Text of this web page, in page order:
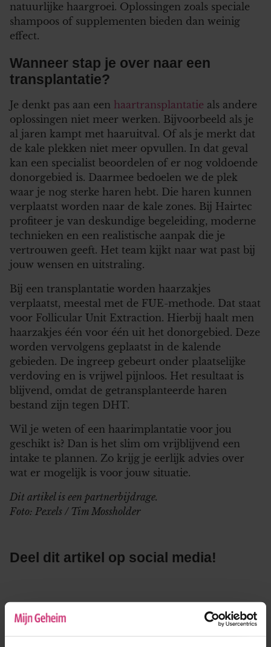
natuurlijke haargroei. Oplossingen zoals speciale
shampoos of supplementen bieden dan weinig
effect.
Wanneer stap je over naar een
transplantatie?
Je denkt pas aan een haartransplantatie als andere
oplossingen niet meer werken. Bijvoorbeeld als je
al jaren kampt met haaruitval. Of als je merkt dat
de kale plekken niet meer opvullen. In dat geval
kan een specialist beoordelen of er nog voldoende
donorgebied is. Daarmee bedoelen we de plek
waar je nog sterke haren hebt. Die haren kunnen
verplaatst worden naar de kale zones. Bij Hairtec
profiteer je van deskundige begeleiding, moderne
technieken en een realistische aanpak die je
vertrouwen geeft. Het team kijkt naar wat past bij
jouw wensen en uitstraling.
Bij een transplantatie worden haarzakjes
verplaatst, meestal met de FUE-methode. Dat staat
voor Follicular Unit Extraction. Hierbij haalt men
haarzakjes één voor één uit het donorgebied. Deze
worden vervolgens geplaatst in de kalende
gebieden. De ingreep gebeurt onder plaatselijke
verdoving en is vrijwel pijnloos. Het resultaat is
blijvend, omdat de getransplanteerde haren
bestand zijn tegen DHT.
Wil je weten of een haarimplantatie voor jou
geschikt is? Dan is het slim om vrijblijvend een
intake te plannen. Zo krijg je eerlijk advies over
wat er mogelijk is voor jouw situatie.
Dit artikel is een partnerbijdrage.
Foto: Pexels / Tim Mossholder
Deel dit artikel op social media!